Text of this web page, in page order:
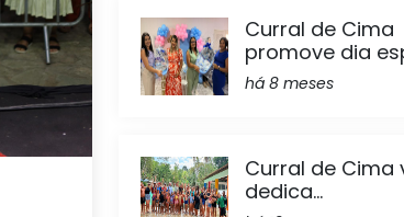
Curral de Cima
promove dia
há 8 meses
Curral de Cima
dedica...